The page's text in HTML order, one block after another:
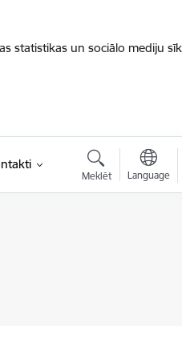
statistikas un sociālo mediju
Meklēt Language